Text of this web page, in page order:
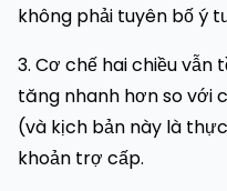
không phải tuyên bố ý
3. Cơ chế hai chiều vẫn
tăng nhanh hơn so với
(và kịch bản này là
khoản trợ cấp.